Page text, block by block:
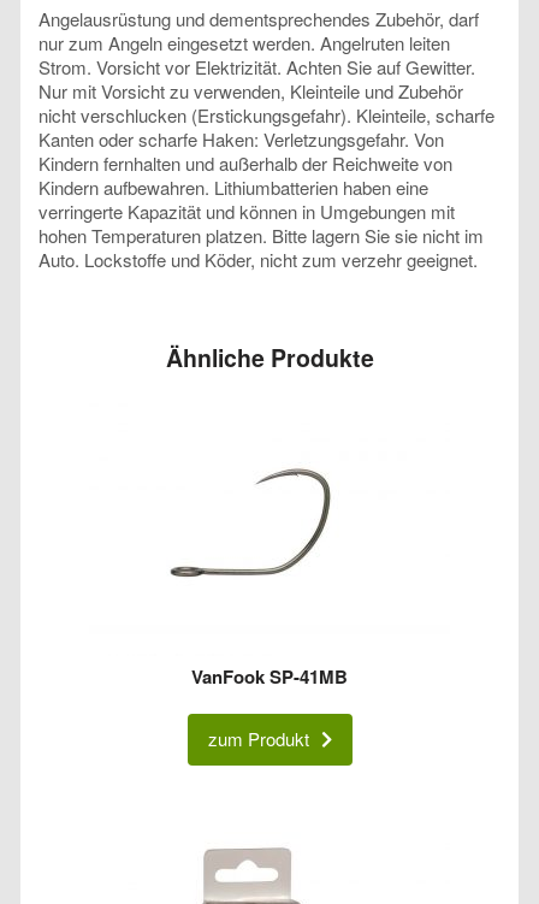
Angelausrüstung und dementsprechendes Zubehör, darf
nur zum Angeln eingesetzt werden. Angelruten leiten
Strom. Vorsicht vor Elektrizität. Achten Sie auf Gewitter.
Nur mit Vorsicht zu verwenden, Kleinteile und Zubehör
nicht verschlucken (Erstickungsgefahr). Kleinteile, scharfe
Kanten oder scharfe Haken: Verletzungsgefahr. Von
Kindern fernhalten und außerhalb der Reichweite von
Kindern aufbewahren. Lithiumbatterien haben eine
verringerte Kapazität und können in Umgebungen mit
hohen Temperaturen platzen. Bitte lagern Sie sie nicht im
Auto. Lockstoffe und Köder, nicht zum verzehr geeignet.
Ähnliche Produkte
VanFook SP-41MB
zum Produkt